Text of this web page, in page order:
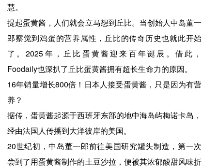
慧。
提起蛋黄酱，人们就会立马想到丘比。当创始人中岛董一
郎察觉到鸡蛋的营养属性，丘比的传奇历史也就此开始
了。2025年，丘比蛋黄酱迎来百年诞辰。借此，
Foodaily也深扒了丘比蛋黄酱拥有超长生命力的原因。
16年销量增长800倍！日本人接受蛋黄酱，只是因为有营
养？
据传，蛋黄酱起源于西班牙东部的地中海岛屿梅诺卡岛，
经由法国人传播到大洋彼岸的美国。
20世纪初，中岛董一郎前往美国研究罐头制造，第一次
尝到了用蛋黄酱制作的土豆沙拉，便被其浓郁酸甜风味折